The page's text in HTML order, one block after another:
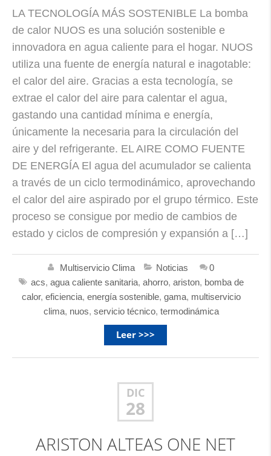
LA TECNOLOGÍA MÁS SOSTENIBLE La bomba
de calor NUOS es una solución sostenible e
innovadora en agua caliente para el hogar. NUOS
utiliza una fuente de energía natural e inagotable:
el calor del aire. Gracias a esta tecnología, se
extrae el calor del aire para calentar el agua,
gastando una cantidad mínima e energía,
únicamente la necesaria para la circulación del
aire y del refrigerante. EL AIRE COMO FUENTE
DE ENERGÍA El agua del acumulador se calienta
a través de un ciclo termodinámico, aprovechando
el calor del aire aspirado por el grupo térmico. Este
proceso se consigue por medio de cambios de
estado y ciclos de compresión y expansión a […]
Multiservicio Clima Noticias
0
acs, agua caliente sanitaria, ahorro, ariston, bomba de
calor, eficiencia, energía sostenible, gama, multiservicio
clima, nuos, servicio técnico, termodinámica
Leer >>>
DIC
28
ARISTON ALTEAS ONE NET